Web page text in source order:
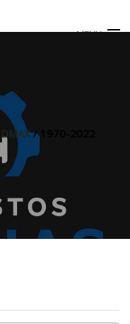
MENU
DMAX/ 1970-2022